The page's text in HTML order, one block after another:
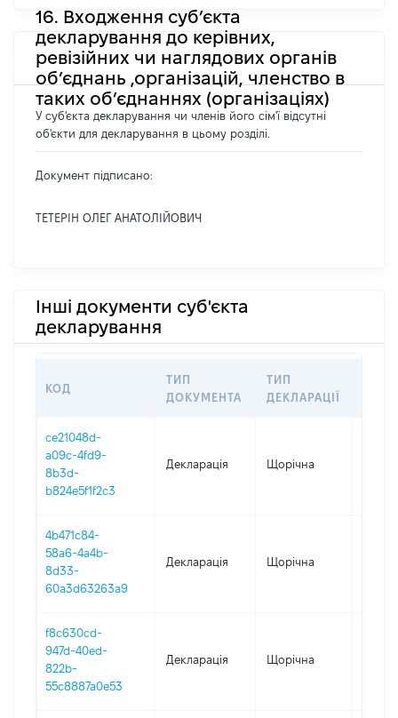
16. Входження суб’єкта
декларування до керівних,
ревізійних чи наглядових органів
об’єднань ,організацій, членство в
таких об’єднаннях (організаціях)
У суб'єкта декларування чи членів його сім'ї відсутні
об'єкти для декларування в цьому розділі.
Документ підписано:
ТЕТЕРІН ОЛЕГ АНАТОЛІЙОВИЧ
Інші документи суб'єкта
декларування
КОД
ТИП
ДОКУМЕНТА
ТИП
ДЕКЛАРАЦІЇ
ce21048d-
a09c-4fd9-
8b3d-
b824e5f1f2c3
Декларація Щорічна
4b471c84-
58a6-4a4b-
8d33-
60a3d63263a9
Декларація Щорічна
f8c630cd-
947d-40ed-
822b-
55c8887a0e53
Декларація Щорічна